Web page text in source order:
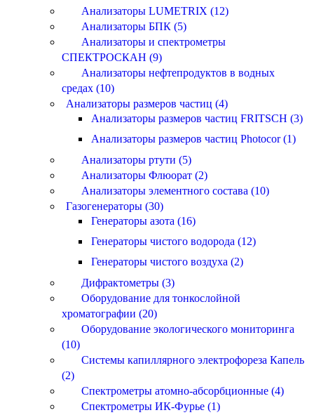
Анализаторы LUMETRIX (12)
Анализаторы БПК (5)
Анализаторы и спектрометры
СПЕКТРОСКАН (9)
Анализаторы нефтепродуктов в водных
средах (10)
Анализаторы размеров частиц (4)
Анализаторы размеров частиц FRITSCH (3)
Анализаторы размеров частиц Photocor (1)
Анализаторы ртути (5)
Анализаторы Флюорат (2)
Анализаторы элементного состава (10)
Газогенераторы (30)
Генераторы азота (16)
Генераторы чистого водорода (12)
Генераторы чистого воздуха (2)
Дифрактометры (3)
Оборудование для тонкослойной
хроматографии (20)
Оборудование экологического мониторинга
(10)
Системы капиллярного электрофореза Капель
(2)
Спектрометры атомно-абсорбционные (4)
Спектрометры ИК-Фурье (1)